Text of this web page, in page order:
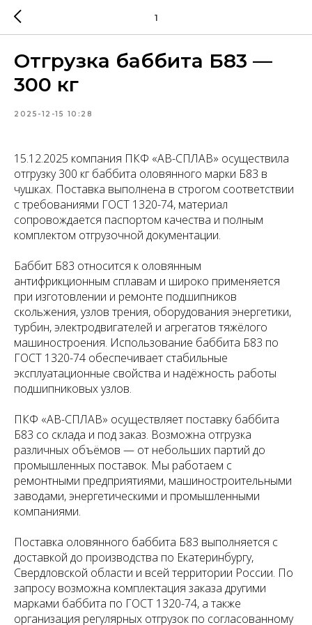
1
Отгрузка баббита Б83 —
300 кг
2025-12-15 10:28
15.12.2025 компания ПКФ «АВ-СПЛАВ» осуществила
отгрузку 300 кг баббита оловянного марки Б83 в
чушках. Поставка выполнена в строгом соответствии
с требованиями ГОСТ 1320-74, материал
сопровождается паспортом качества и полным
комплектом отгрузочной документации.
Баббит Б83 относится к оловянным
антифрикционным сплавам и широко применяется
при изготовлении и ремонте подшипников
скольжения, узлов трения, оборудования энергетики,
турбин, электродвигателей и агрегатов тяжёлого
машиностроения. Использование баббита Б83 по
ГОСТ 1320-74 обеспечивает стабильные
эксплуатационные свойства и надёжность работы
подшипниковых узлов.
ПКФ «АВ-СПЛАВ» осуществляет поставку баббита
Б83 со склада и под заказ. Возможна отгрузка
различных объёмов — от небольших партий до
промышленных поставок. Мы работаем с
ремонтными предприятиями, машиностроительными
заводами, энергетическими и промышленными
компаниями.
Поставка оловянного баббита Б83 выполняется с
доставкой до производства по Екатеринбургу,
Свердловской области и всей территории России. По
запросу возможна комплектация заказа другими
марками баббита по ГОСТ 1320-74, а также
организация регулярных отгрузок по согласованному